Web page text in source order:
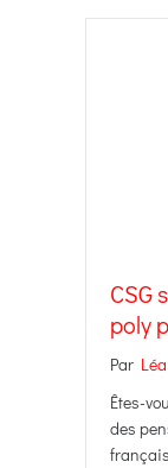
CSG
poly
Par
Êtes-
des